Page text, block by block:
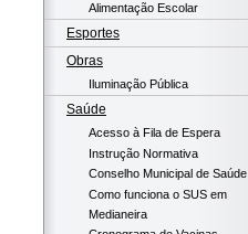
Alimentação Escolar
Esportes
Obras
Iluminação Pública
Saúde
Acesso à Fila de Espera
Instrução Normativa
Conselho Municipal de Saúde
Como funciona o SUS em
Medianeira